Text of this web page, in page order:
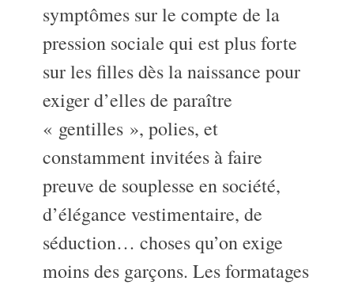
symptômes sur le compte de la
pression sociale qui est plus forte
sur les filles dès la naissance pour
exiger d’elles de paraître
« gentilles », polies, et
constamment invitées à faire
preuve de souplesse en société,
d’élégance vestimentaire, de
séduction… choses qu’on exige
moins des garçons. Les formatages